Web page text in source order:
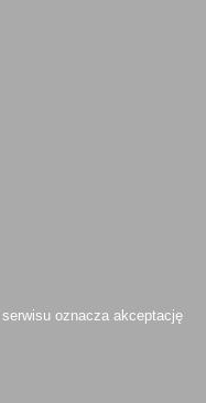
oznacza akceptację